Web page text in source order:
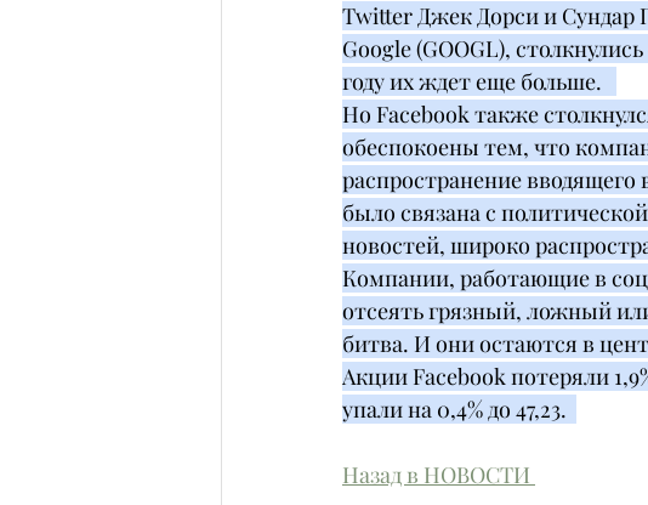
Twitter Джек Дорси и Сундар
Google (GOOGL),
году их ждет еще больше.
Но Facebook также
обеспокоены тем, что
распространение
было связана с
новостей, широко
Компании, работающие в
отсеять грязный, ложный
битва. И они остаются в
Акции Facebook потеряли
упали на 0,4% до 47,23.
Назад в НОВОСТИ